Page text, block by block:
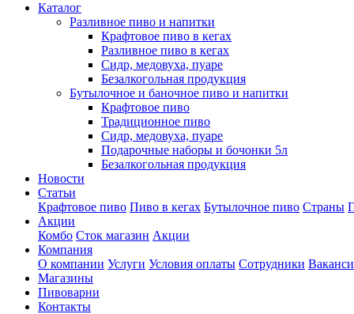
Каталог
Разливное пиво и напитки
Крафтовое пиво в кегах
Разливное пиво в кегах
Сидр, медовуха, пуаре
Безалкогольная продукция
Бутылочное и баночное пиво и напитки
Крафтовое пиво
Традиционное пиво
Сидр, медовуха, пуаре
Подарочные наборы и бочонки 5л
Безалкогольная продукция
Новости
Статьи
Крафтовое пиво Пиво в кегах Бутылочное пиво Страны
Акции
Комбо Сток магазин Акции
Компания
О компании Услуги Условия оплаты Сотрудники
Магазины
Пивоварни
Контакты